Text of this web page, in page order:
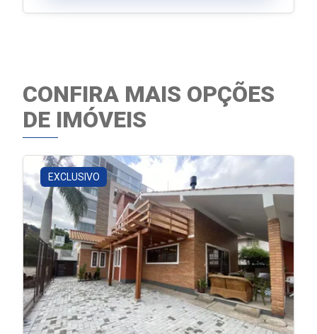
CONFIRA MAIS OPÇÕES
DE IMÓVEIS
EXCLUSIVO